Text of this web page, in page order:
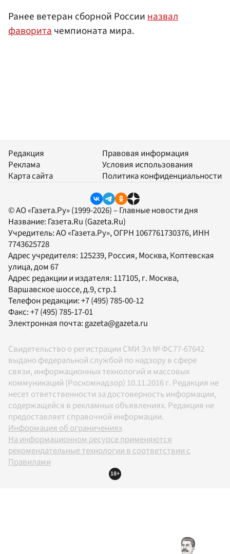
Ранее ветеран сборной Россииназвал
фаворитачемпионата мира.
Редакция
Реклама
Карта сайта
Правовая информация
Условия использования
Политика конфиденциальности
© АО «Газета.Ру» (1999-2026) – Главные новости дня
Название: Газета.Ru (Gazeta.Ru)
Учредитель:АО «Газета.Ру», ОГРН 1067761730376, ИНН
7743625728
Адрес учредителя: 125239, Россия, Москва, Коптевская
улица, дом 67
Адрес редакции и издателя: 117105, г. Москва,
Варшавское шоссе, д.9, стр.1
Телефон редакции:+7 (495) 785-00-12
Факс:+7 (495) 785-17-01
Электронная почта: gazeta@gazeta.ru
Свидетельство о регистрации СМИ Эл № ФС77-67642
выдано федеральной службой по надзору в сфере
связи, информационных технологий и массовых
коммуникаций (Роскомнадзор) 10.11.2016 г. Редакция не
несет ответственности за достоверность информации,
содержащейся в рекламных объявлениях. Редакция не
предоставляет справочной информации.
Информация об ограничениях
На информационном ресурсе применяются
рекомендательные технологии в соответствии с
Правилами
18+